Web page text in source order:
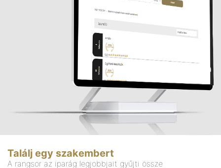
Találj egy szakembert
A rangsor az iparág legjobbjait gyűjti össze